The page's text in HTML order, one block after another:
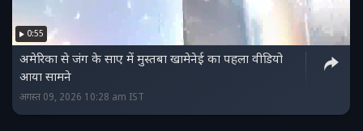
0:55
अमेरिका से जंग के साए में मुस्तबा खामेनेई का पहला वीडियो
आया सामने
अगस्त 09, 2026 10:28 am IST